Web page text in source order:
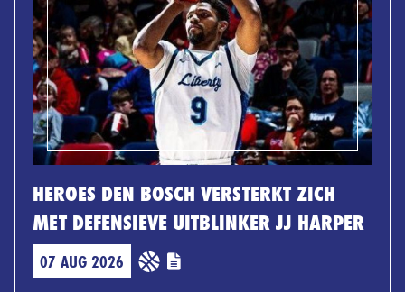
HEROES DEN BOSCH VERSTERKT ZICH
MET DEFENSIEVE UITBLINKER JJ HARPER
07 AUG 2026